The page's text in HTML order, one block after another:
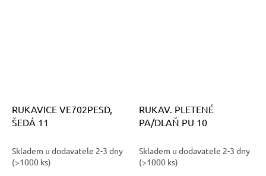
RUKAVICE VE702PESD,
ŠEDÁ 11
Skladem u dodavatele 2-3 dny
(>1000 ks)
RUKAV. PLETENÉ
PA/DLAŇ PU 10
Skladem u dodavatele 2-3 dny
(>1000 ks)